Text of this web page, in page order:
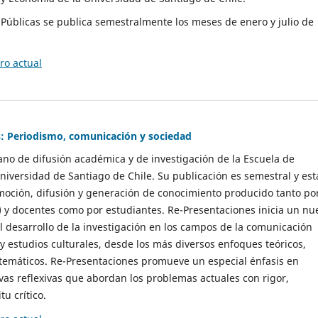
se publica semestralmente los meses de enero y julio de
actual
Periodismo, comunicación y sociedad
de difusión académica y de investigación de la Escuela de
de Santiago de Chile. Su publicación es semestral y
difusión y generación de conocimiento producido tanto
docentes como por estudiantes. Re-Presentaciones inicia un
desarrollo de la investigación en los campos de la comunicación
estudios culturales, desde los más diversos enfoques teóricos,
Re-Presentaciones promueve un especial énfasis en
reflexivas que abordan los problemas actuales con rigor,
crítico.